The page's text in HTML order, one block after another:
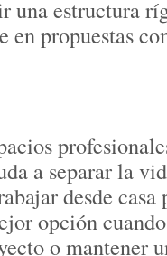
una estructura
en propuestas
a separar la
desde casa
opción
o mantener